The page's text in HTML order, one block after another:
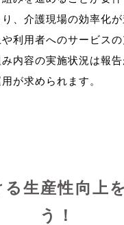
、介護現場の効率化が
利用者へのサービス
内容の実施状況は報
生産性向上
う！